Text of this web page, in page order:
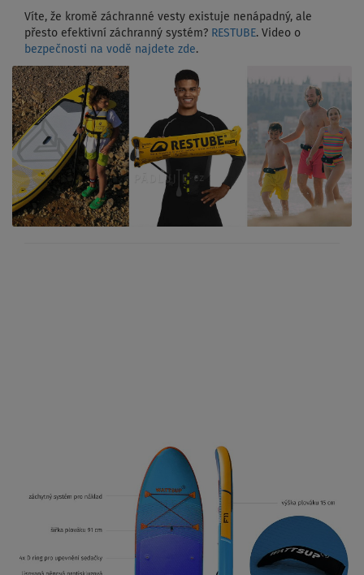
Víte, že kromě záchranné vesty existuje nenápadný, ale
přesto efektivní záchranný systém? RESTUBE. Video o
bezpečnosti na vodě najdete zde.